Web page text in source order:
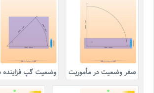
صفر وضعیت در مأموریت وضعیت گپ فزاینده